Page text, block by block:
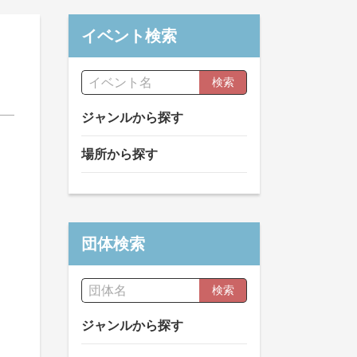
イベント検索
検索
ジャンルから探す
場所から探す
団体検索
検索
ジャンルから探す